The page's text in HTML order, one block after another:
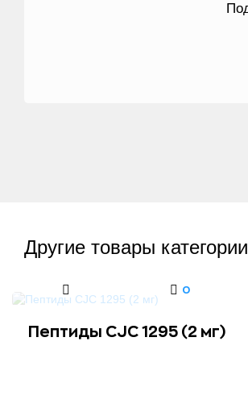
Другие товары категории
0
Пептиды CJC 1295 (2 мг)